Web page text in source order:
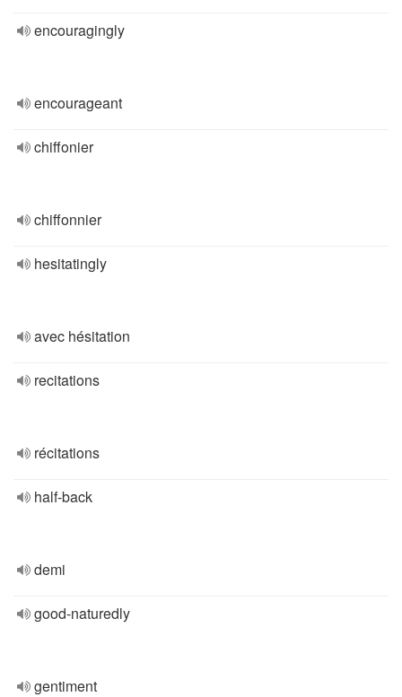
encouragingly
encourageant
chiffonier
chiffonnier
hesitatingly
avec hésitation
recitations
récitations
half-back
demi
good-naturedly
gentiment